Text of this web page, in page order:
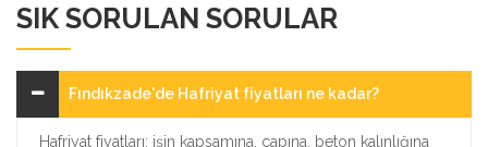
SIK SORULAN SORULAR
Fındıkzade'de Hafriyat fiyatları ne kadar?
Hafriyat fiyatları; işin kapsamına, çapına, beton kalınlığına